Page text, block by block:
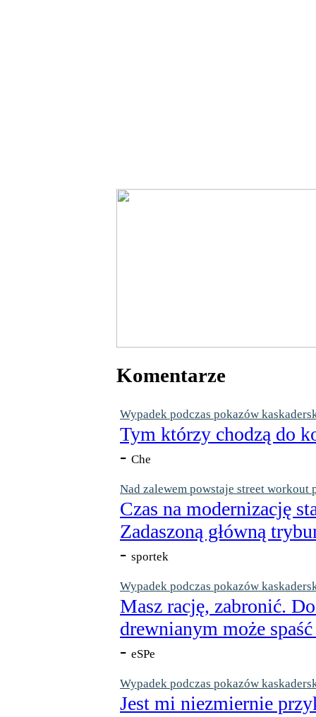
Komentarze
Wypadek podczas pokazów
Tym którzy chodzą do
- Che
Nad zalewem powstaje street workout
Czas na modernizację
Zadaszoną główną
- sportek
Wypadek podczas pokazów
Masz rację, zabronić.
drewnianym może
- eSPe
Wypadek podczas pokazów
Jest mi niezmiernie